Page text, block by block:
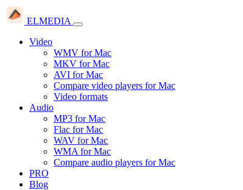
ELMEDIA
Video
WMV for Mac
MKV for Mac
AVI for Mac
Compare video players for Mac
Video formats
Audio
MP3 for Mac
Flac for Mac
WAV for Mac
WMA for Mac
Compare audio players for Mac
PRO
Blog